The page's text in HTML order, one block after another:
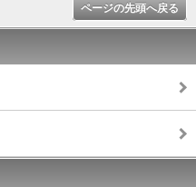
ページの先頭へ戻る